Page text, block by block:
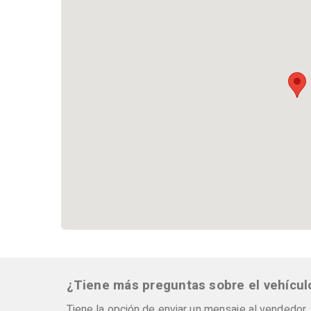
¿Tiene más preguntas sobre el